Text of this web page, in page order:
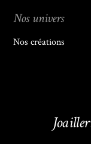
Nos univers
Nos créations